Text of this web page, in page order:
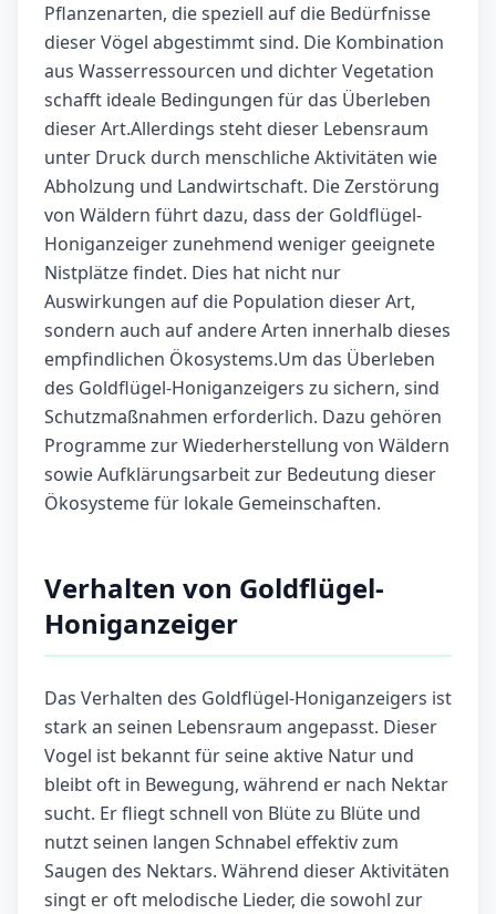
Pflanzenarten, die speziell auf die Bedürfnisse
dieser Vögel abgestimmt sind. Die Kombination
aus Wasserressourcen und dichter Vegetation
schafft ideale Bedingungen für das Überleben
dieser Art.Allerdings steht dieser Lebensraum
unter Druck durch menschliche Aktivitäten wie
Abholzung und Landwirtschaft. Die Zerstörung
von Wäldern führt dazu, dass der Goldflügel-
Honiganzeiger zunehmend weniger geeignete
Nistplätze findet. Dies hat nicht nur
Auswirkungen auf die Population dieser Art,
sondern auch auf andere Arten innerhalb dieses
empfindlichen Ökosystems.Um das Überleben
des Goldflügel-Honiganzeigers zu sichern, sind
Schutzmaßnahmen erforderlich. Dazu gehören
Programme zur Wiederherstellung von Wäldern
sowie Aufklärungsarbeit zur Bedeutung dieser
Ökosysteme für lokale Gemeinschaften.
Verhalten von Goldflügel-
Honiganzeiger
Das Verhalten des Goldflügel-Honiganzeigers ist
stark an seinen Lebensraum angepasst. Dieser
Vogel ist bekannt für seine aktive Natur und
bleibt oft in Bewegung, während er nach Nektar
sucht. Er fliegt schnell von Blüte zu Blüte und
nutzt seinen langen Schnabel effektiv zum
Saugen des Nektars. Während dieser Aktivitäten
singt er oft melodische Lieder, die sowohl zur